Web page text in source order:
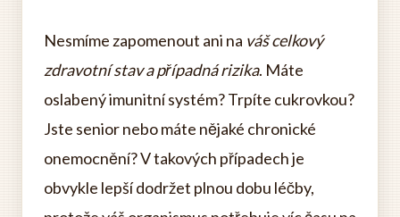
Nesmíme zapomenout ani na váš celkový
zdravotní stav a případná rizika. Máte
oslabený imunitní systém? Trpíte cukrovkou?
Jste senior nebo máte nějaké chronické
onemocnění? V takových případech je
obvykle lepší dodržet plnou dobu léčby,